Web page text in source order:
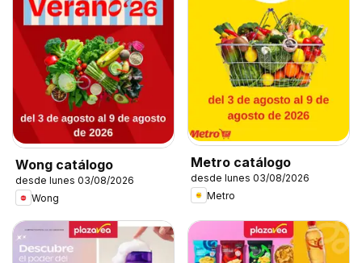
Wong catálogo
desde lunes 03/08/2026
Wong
Metro catálogo
desde lunes 03/08/2026
Metro